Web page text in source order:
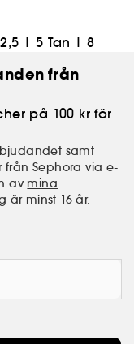
2,5 | 5 Tan |8
från
på 100 kr för
samt
Sephora via e-
av mina
är minst 16 år.